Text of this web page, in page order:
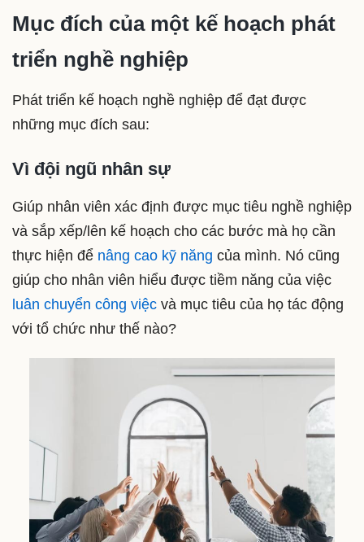
Mục đích của một kế hoạch phát
triển nghề nghiệp
Phát triển kế hoạch nghề nghiệp để đạt được
những mục đích sau:
Vì đội ngũ nhân sự
Giúp nhân viên xác định được mục tiêu nghề nghiệp
và sắp xếp/lên kế hoạch cho các bước mà họ cần
thực hiện để nâng cao kỹ năng của mình. Nó cũng
giúp cho nhân viên hiểu được tiềm năng của việc
luân chuyển công việc và mục tiêu của họ tác động
với tổ chức như thế nào?